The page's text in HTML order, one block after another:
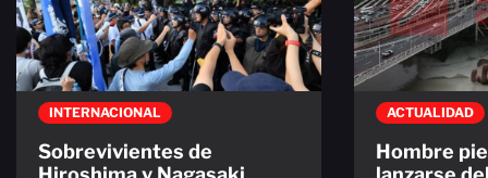
INTERNACIONAL
Sobrevivientes de
ACTUALIDAD
Hombre